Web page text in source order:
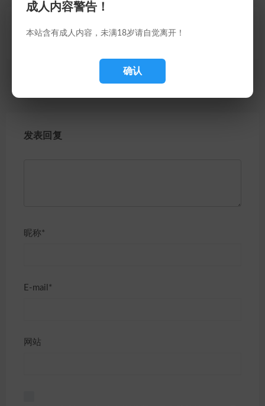
成人内容警告！
本站含有成人内容，未满18岁请自觉离开！
确认
发表回复
昵称*
E-mail*
网站